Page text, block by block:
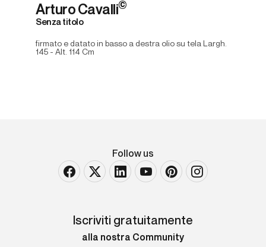
Arturo Cavalli©
Senza titolo
firmato e datato in basso a destra olio su tela Largh.
145 - Alt. 114 Cm
Follow us
Iscriviti gratuitamente
alla nostra Community